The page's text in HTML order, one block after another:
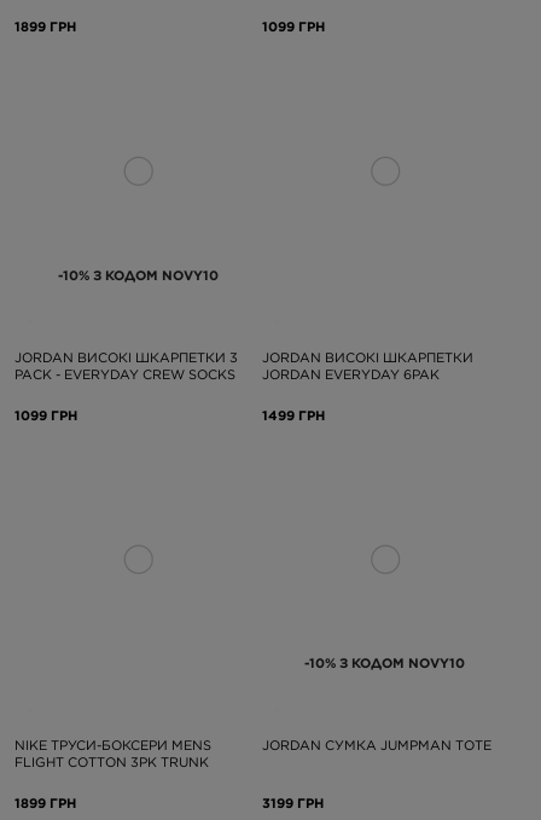
1899 ГРН 1099 ГРН
-10% З КОДОМ NOVY10
JORDAN ВИСОКІ ШКАРПЕТКИ 3
PACK - EVERYDAY CREW SOCKS
1099 ГРН
JORDAN ВИСОКІ ШКАРПЕТКИ
JORDAN EVERYDAY 6PAK
1499 ГРН
NIKE ТРУСИ-БОКСЕРИ MENS
FLIGHT COTTON 3PK TRUNK
1899 ГРН
-10% З КОДОМ NOVY10
JORDAN СУМКА JUMPMAN TOTE
3199 ГРН